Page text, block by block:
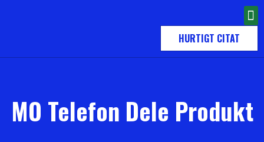
HURTIGT CITAT
MO Telefon Dele Produkt